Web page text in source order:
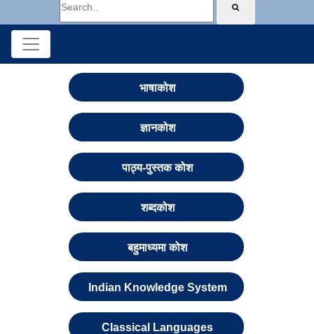
भाषाकोश
ज्ञानकोश
पाठ्य-पुस्तक कोश
शब्दकोश
बहुमाध्यमा कोश
Indian Knowledge System
Classical Languages